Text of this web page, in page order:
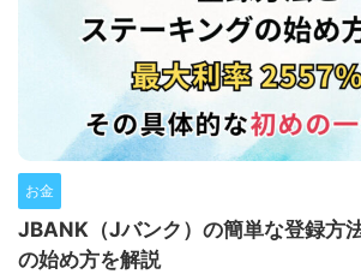
お金
JBANK（Jバンク）の簡単な登録方
の始め方を解説